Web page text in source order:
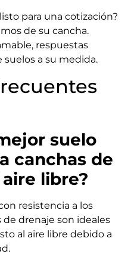
para una cotización?
de su cancha.
respuestas
suelos a su medida.
suelo
canchas de
libre?
resistencia a los
de drenaje son ideales
al aire libre debido a